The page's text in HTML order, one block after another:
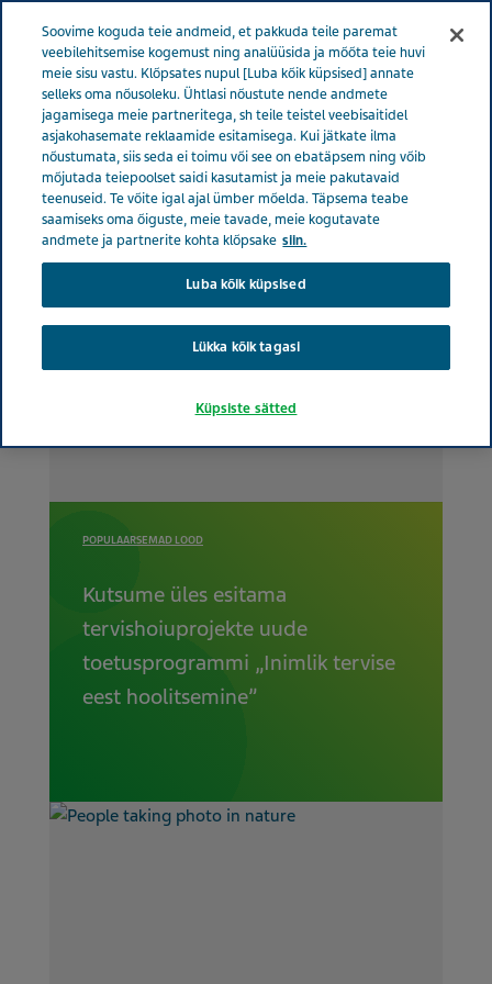
EESTI
Estonia Uudised ja meedia Populaarsemad lood
Populaarsemad lood
POPULAARSEMAD LOOD
Kutsume üles esitama
tervishoiuprojekte uude
toetusprogrammi „Inimlik tervise
eest hoolitsemine”
Soovime koguda teie andmeid, et pakkuda teile paremat
veebilehitsemise kogemust ning analüüsida ja mõõta teie huvi
meie sisu vastu. Klõpsates nupul [Luba kõik küpsised] annate
selleks oma nõusoleku. Ühtlasi nõustute nende andmete
jagamisega meie partneritega, sh teile teistel veebisaitidel
asjakohasemate reklaamide esitamisega. Kui jätkate ilma
nõustumata, siis seda ei toimu või see on ebatäpsem ning võib
mõjutada teiepoolset saidi kasutamist ja meie pakutavaid
teenuseid. Te võite igal ajal ümber mõelda. Täpsema teabe
saamiseks oma õiguste, meie tavade, meie kogutavate
andmete ja partnerite kohta klõpsake siin.
Luba kõik küpsised
Lükka kõik tagasi
Küpsiste sätted